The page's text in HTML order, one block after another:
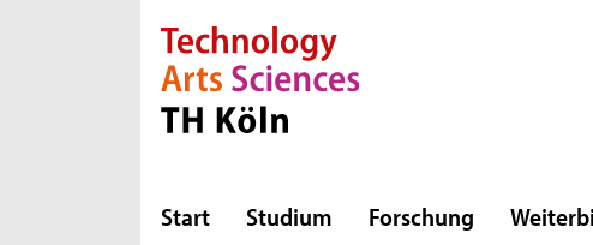
Direkt zur Hauptnavigation
Direkt zum Inhalt
Direkt zum Fußbereich
Start Studium Forschung